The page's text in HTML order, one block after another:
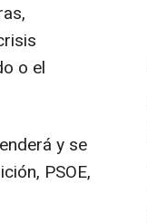
o el
y se
PSOE,